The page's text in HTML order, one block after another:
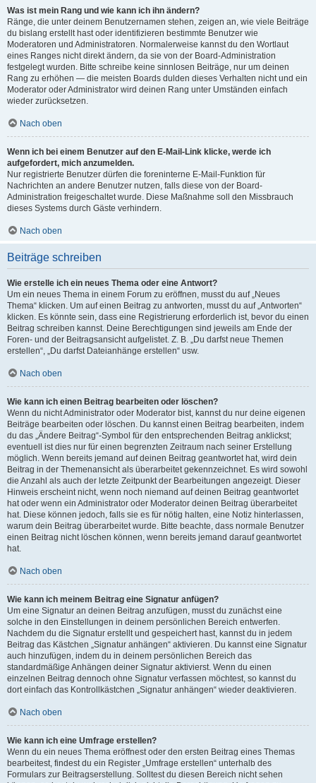
Was ist mein Rang und wie kann ich ihn ändern?
Ränge, die unter deinem Benutzernamen stehen, zeigen an, wie viele Beiträge
du bislang erstellt hast oder identifizieren bestimmte Benutzer wie
Moderatoren und Administratoren. Normalerweise kannst du den Wortlaut
eines Ranges nicht direkt ändern, da sie von der Board-Administration
festgelegt wurden. Bitte schreibe keine sinnlosen Beiträge, nur um deinen
Rang zu erhöhen — die meisten Boards dulden dieses Verhalten nicht und ein
Moderator oder Administrator wird deinen Rang unter Umständen einfach
wieder zurücksetzen.
Nach oben
Wenn ich bei einem Benutzer auf den E-Mail-Link klicke, werde ich
aufgefordert, mich anzumelden.
Nur registrierte Benutzer dürfen die foreninterne E-Mail-Funktion für
Nachrichten an andere Benutzer nutzen, falls diese von der Board-
Administration freigeschaltet wurde. Diese Maßnahme soll den Missbrauch
dieses Systems durch Gäste verhindern.
Nach oben
Beiträge schreiben
Wie erstelle ich ein neues Thema oder eine Antwort?
Um ein neues Thema in einem Forum zu eröffnen, musst du auf „Neues
Thema“ klicken. Um auf einen Beitrag zu antworten, musst du auf „Antworten“
klicken. Es könnte sein, dass eine Registrierung erforderlich ist, bevor du einen
Beitrag schreiben kannst. Deine Berechtigungen sind jeweils am Ende der
Foren- und der Beitragsansicht aufgelistet. Z. B. „Du darfst neue Themen
erstellen“, „Du darfst Dateianhänge erstellen“ usw.
Nach oben
Wie kann ich einen Beitrag bearbeiten oder löschen?
Wenn du nicht Administrator oder Moderator bist, kannst du nur deine eigenen
Beiträge bearbeiten oder löschen. Du kannst einen Beitrag bearbeiten, indem
du das „Ändere Beitrag“-Symbol für den entsprechenden Beitrag anklickst;
eventuell ist dies nur für einen begrenzten Zeitraum nach seiner Erstellung
möglich. Wenn bereits jemand auf deinen Beitrag geantwortet hat, wird dein
Beitrag in der Themenansicht als überarbeitet gekennzeichnet. Es wird sowohl
die Anzahl als auch der letzte Zeitpunkt der Bearbeitungen angezeigt. Dieser
Hinweis erscheint nicht, wenn noch niemand auf deinen Beitrag geantwortet
hat oder wenn ein Administrator oder Moderator deinen Beitrag überarbeitet
hat. Diese können jedoch, falls sie es für nötig halten, eine Notiz hinterlassen,
warum dein Beitrag überarbeitet wurde. Bitte beachte, dass normale Benutzer
einen Beitrag nicht löschen können, wenn bereits jemand darauf geantwortet
hat.
Nach oben
Wie kann ich meinem Beitrag eine Signatur anfügen?
Um eine Signatur an deinen Beitrag anzufügen, musst du zunächst eine
solche in den Einstellungen in deinem persönlichen Bereich entwerfen.
Nachdem du die Signatur erstellt und gespeichert hast, kannst du in jedem
Beitrag das Kästchen „Signatur anhängen“ aktivieren. Du kannst eine Signatur
auch hinzufügen, indem du in deinem persönlichen Bereich das
standardmäßige Anhängen deiner Signatur aktivierst. Wenn du einen
einzelnen Beitrag dennoch ohne Signatur verfassen möchtest, so kannst du
dort einfach das Kontrollkästchen „Signatur anhängen“ wieder deaktivieren.
Nach oben
Wie kann ich eine Umfrage erstellen?
Wenn du ein neues Thema eröffnest oder den ersten Beitrag eines Themas
bearbeitest, findest du ein Register „Umfrage erstellen“ unterhalb des
Formulars zur Beitragserstellung. Solltest du diesen Bereich nicht sehen